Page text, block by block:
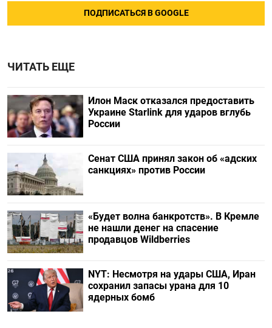
ПОДПИСАТЬСЯ В GOOGLE
ЧИТАТЬ ЕЩЕ
Илон Маск отказался предоставить
Украине Starlink для ударов вглубь
России
Сенат США принял закон об «адских
санкциях» против России
«Будет волна банкротств». В Кремле
не нашли денег на спасение
продавцов Wildberries
NYT: Несмотря на удары США, Иран
сохранил запасы урана для 10
ядерных бомб